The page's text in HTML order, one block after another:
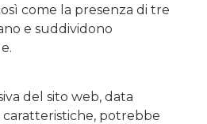
come la presenza di tre
e suddividono
del sito web, data
caratteristiche, potrebbe